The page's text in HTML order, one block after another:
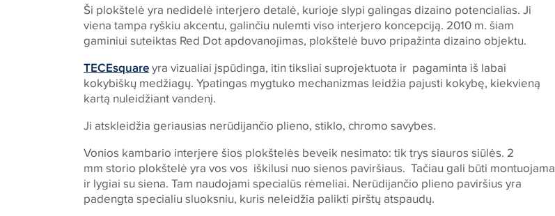
Ši plokštelė yra nedidelė interjero detalė, kurioje slypi galingas dizaino potencialias. Ji
viena tampa ryškiu akcentu, galinčiu nulemti viso interjero koncepciją. 2010 m. šiam
gaminiui suteiktas Red Dot apdovanojimas, plokštelė buvo pripažinta dizaino objektu.
TECEsquareyra vizualiai įspūdinga, itin tiksliai suprojektuota ir pagaminta iš labai
kokybiškų medžiagų. Ypatingas mygtuko mechanizmas leidžia pajusti kokybę, kiekvieną
kartą nuleidžiant vandenį.
Ji atskleidžia geriausias nerūdijančio plieno, stiklo, chromo savybes.
Vonios kambario interjere šios plokštelės beveik nesimato: tik trys siauros siūlės. 2
mm storio plokštelė yra vos vos iškilusi nuo sienos paviršiaus. Tačiau gali būti montuojama
ir lygiai su siena. Tam naudojami specialūs rėmeliai. Nerūdijančio plieno paviršius yra
padengta specialiu sluoksniu, kuris neleidžia palikti pirštų atspaudų.